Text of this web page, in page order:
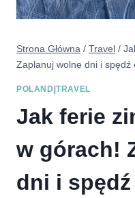
Strona Główna / Travel /
Zaplanuj wolne dni i spędź
POLAND |TRAVEL
Jak ferie
w górach!
dni i